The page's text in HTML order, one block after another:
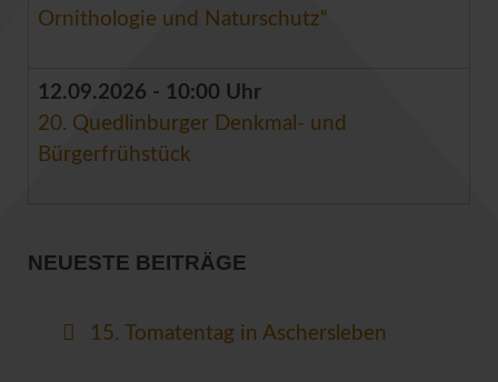
Ornithologie und Naturschutz“
12.09.2026 - 10:00 Uhr
20. Quedlinburger Denkmal- und
Bürgerfrühstück
NEUESTE BEITRÄGE
15. Tomatentag in Aschersleben